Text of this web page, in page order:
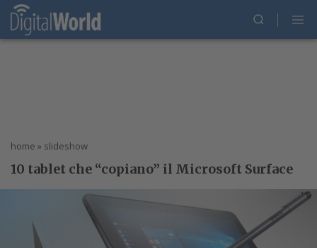
home » slideshow
10 tablet che “copiano” il Microsoft Surface